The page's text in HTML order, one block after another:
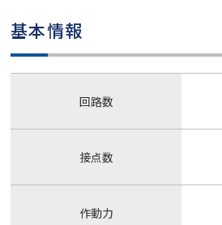
基本情報
回路数
接点数
作動力